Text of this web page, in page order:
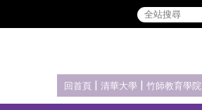
回首頁 | 清華大學 | 竹師教育學院